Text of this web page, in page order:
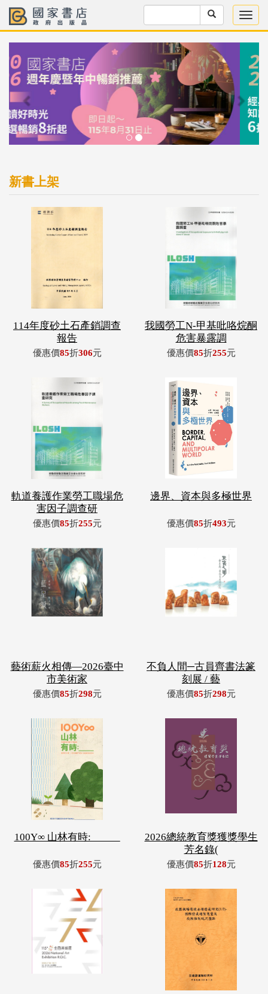
新書上架
114年度砂土石產銷調查
報告
優惠價85折306元
我國勞工N-甲基吡咯烷酮
危害暴露調
優惠價85折255元
軌道養護作業勞工職場危
害因子調查研
優惠價85折255元
邊界、資本與多極世界
優惠價85折493元
藝術薪火相傳—2026臺中
市美術家
優惠價85折298元
不負人間─古員齊書法篆
刻展 / 藝
優惠價85折298元
100Y∞ 山林有時: _____
優惠價85折255元
2026總統教育獎獲獎學生
芳名錄(
優惠價85折128元